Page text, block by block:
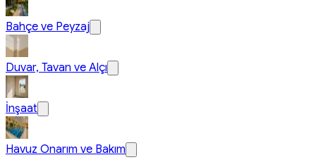
Bahçe ve Peyzaj
Duvar, Tavan ve Alçı
İnşaat
Havuz Onarım ve Bakım